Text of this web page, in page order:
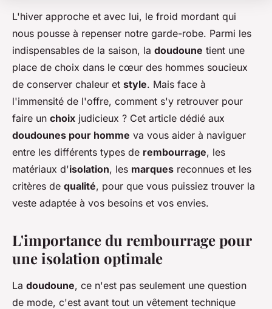
L'hiver approche et avec lui, le froid mordant qui
nous pousse à repenser notre garde-robe. Parmi les
indispensables de la saison, la doudoune tient une
place de choix dans le cœur des hommes soucieux
de conserver chaleur et style. Mais face à
l'immensité de l'offre, comment s'y retrouver pour
faire un choix judicieux ? Cet article dédié aux
doudounes pour homme va vous aider à naviguer
entre les différents types de rembourrage, les
matériaux d'isolation, les marques reconnues et les
critères de qualité, pour que vous puissiez trouver la
veste adaptée à vos besoins et vos envies.
L'importance du rembourrage pour
une isolation optimale
La doudoune, ce n'est pas seulement une question
de mode, c'est avant tout un vêtement technique